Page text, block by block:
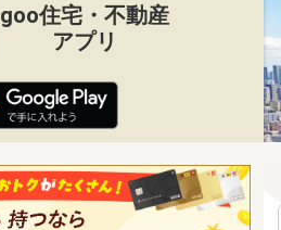
goo住宅・不動産
アプリ